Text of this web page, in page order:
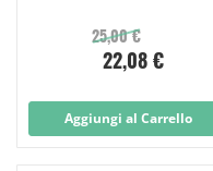
25,00 €
22,08 €
Aggiungi al Carrello